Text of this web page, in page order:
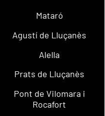
Mataró
Agustí de Lluçanès
Alella
Prats de Lluçanès
Pont de Vilomara i
Rocafort